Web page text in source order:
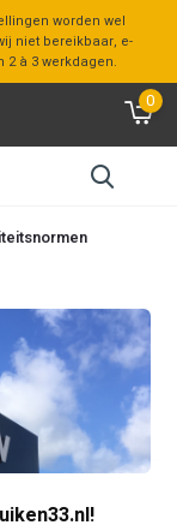
worden wel
niet bereikbaar, e-
à 3 werkdagen.
0
onzeshowroom